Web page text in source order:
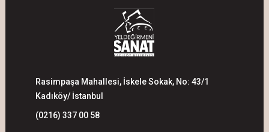
Rasimpaşa Mahallesi, İskele Sokak, No: 43/1
Kadıköy/ İstanbul
(0216) 337 00 58